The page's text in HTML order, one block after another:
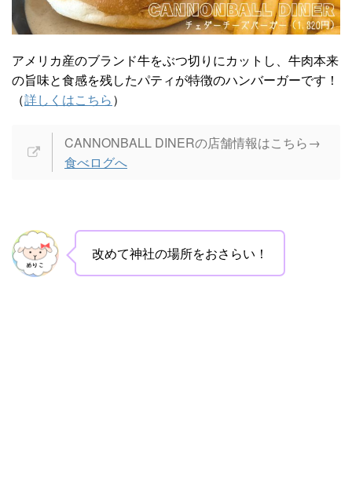
アメリカ産のブランド牛をぶつ切りにカットし、牛肉本来
の旨味と食感を残したパティが特徴のハンバーガーです！
（詳しくはこちら）
CANNONBALL DINERの店舗情報はこちら→
食べログへ
改めて神社の場所をおさらい！